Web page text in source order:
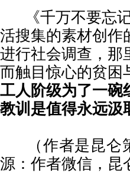
《千万不要忘
活搜集的素材创作
进行社会调查，那
而触目惊心的贫
工人阶级为了一碗
教训是值得永远汲
（作者是昆
源：作者微信，昆